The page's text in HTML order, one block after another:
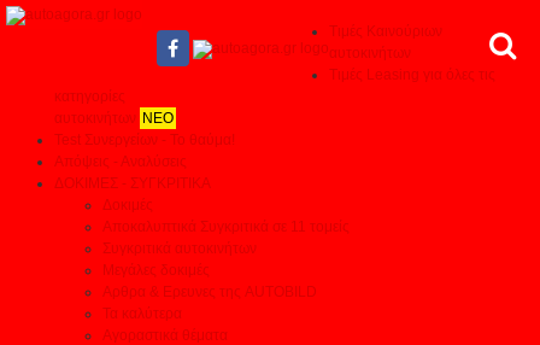
Τιμές Καινούριων
αυτοκινήτων
Τιμές Leasing για όλες τις
κατηγορίες
αυτοκινήτων ΝΕΟ
Test Συνεργείων - Το θαύμα!
Απόψεις - Αναλύσεις
ΔΟΚΙΜΕΣ - ΣΥΓΚΡΙΤΙΚΑ
Δοκιμές
Αποκαλυπτικά Συγκριτικά σε 11 τομείς
Συγκριτικά αυτοκινήτων
Μεγάλες δοκιμές
Αρθρα & Ερευνες της AUTOBILD
Τα καλύτερα
Αγοραστικά θέματα